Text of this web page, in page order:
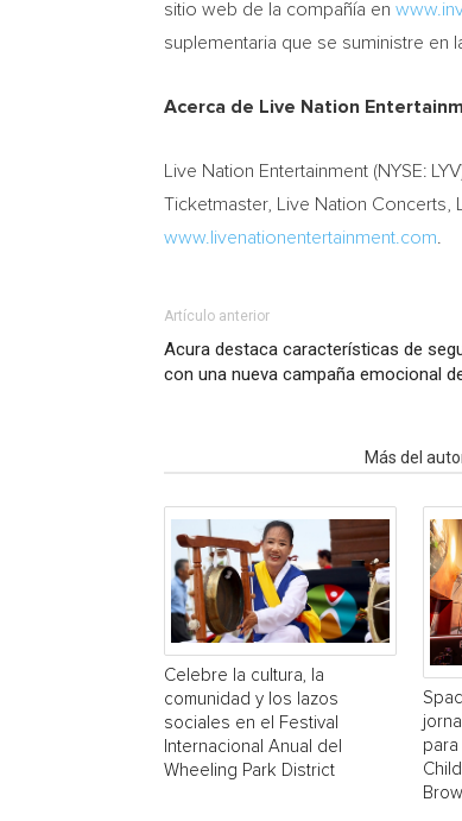
sitio web de la compañía en
suplementaria que se suministre en
Acerca de Live Nation
Live Nation Entertainment (NYSE:
Ticketmaster, Live Nation Concerts,
www.livenationentertainment.com
Artículo anterior
Acura destaca características de
con una nueva campaña emocional
Más del
Celebre la cultura, la
comunidad y los lazos
sociales en el Festival
Internacional Anual del
Wheeling Park District
para